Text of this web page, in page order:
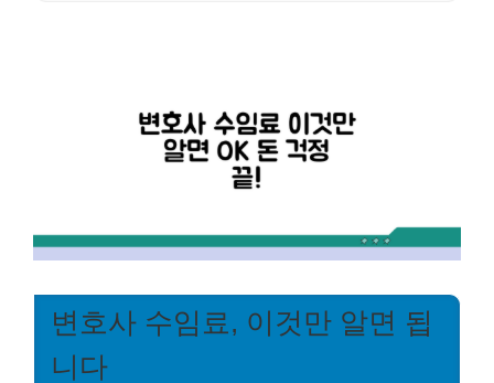
변호사 수임료, 이것만 알면 됩
니다